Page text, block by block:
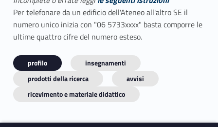
Per telefonare da un edificio dell'Ateneo all'altro SE il
numero unico inizia con "06 5733xxxx" basta comporre le
ultime quattro cifre del numero esteso.
profilo
insegnamenti
prodotti della ricerca
avvisi
ricevimento e materiale didattico